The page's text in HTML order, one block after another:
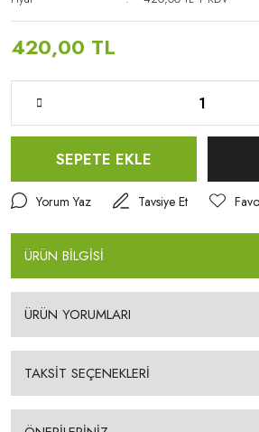
420,00 TL
SEPETE EKLE
Yorum Yaz Tavsiye Et
ÜRÜN BİLGİSİ
ÜRÜN YORUMLARI
TAKSİT SEÇENEKLERİ